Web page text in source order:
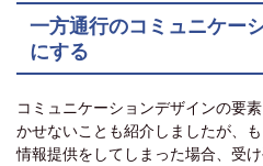
一方通行のコミュニケー
にする
コミュニケーションデザインの要
かせないことも紹介しましたが、
情報提供をしてしまった場合、受